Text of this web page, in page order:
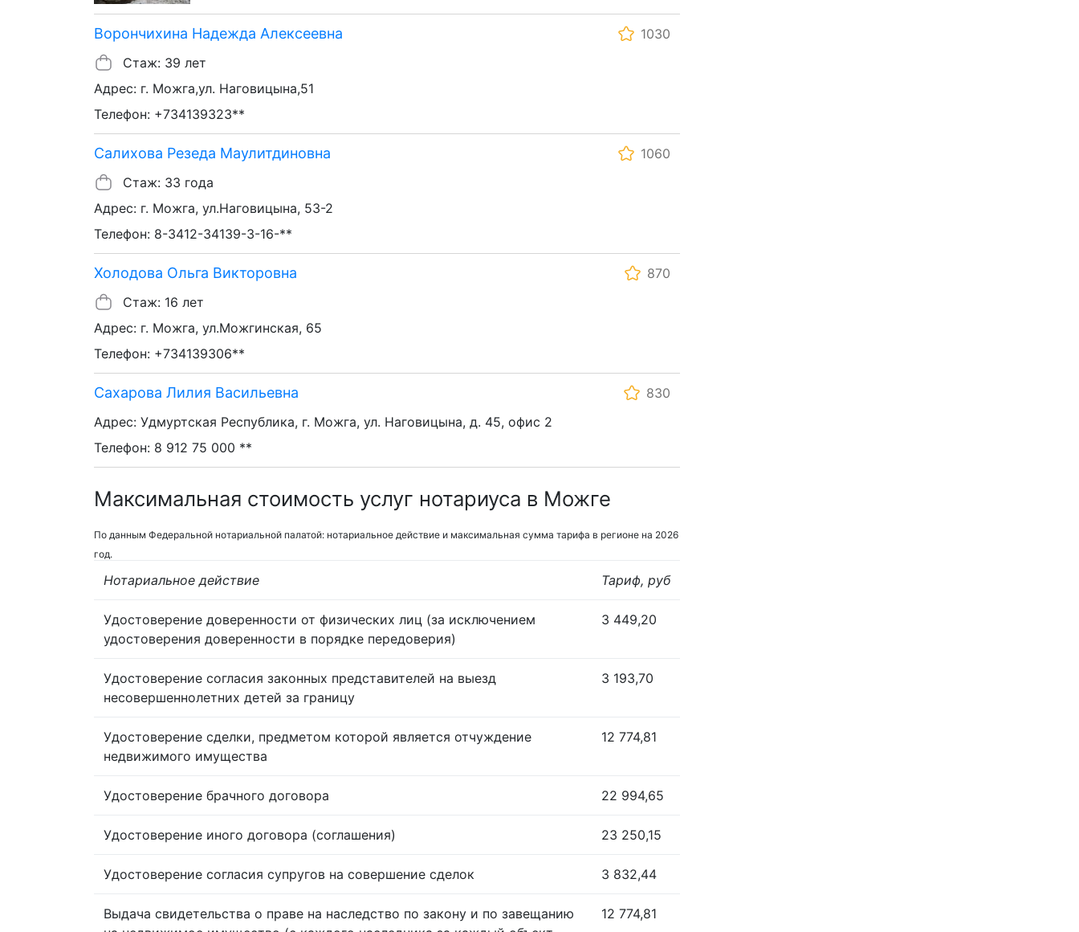
Ворончихина Надежда Алексеевна
1030
Стаж: 39 лет
Адрес: г. Можга,ул. Наговицына,51
Телефон: +734139323**
Салихова Резеда Маулитдиновна
1060
Стаж: 33 года
Адрес: г. Можга, ул.Наговицына, 53-2
Телефон: 8-3412-34139-3-16-**
Холодова Ольга Викторовна
870
Стаж: 16 лет
Адрес: г. Можга, ул.Можгинская, 65
Телефон: +734139306**
Сахарова Лилия Васильевна
830
Адрес: Удмуртская Республика, г. Можга, ул. Наговицына, д. 45, офис 2
Телефон: 8 912 75 000 **
Максимальная стоимость услуг нотариуса в Можге
По данным Федеральной нотариальной палатой: нотариальное действие и максимальная сумма тарифа в регионе на 2026
год.
Нотариальное действие Тариф, руб
Удостоверение доверенности от физических лиц (за исключением
удостоверения доверенности в порядке передоверия)
3 449,20
Удостоверение согласия законных представителей на выезд
несовершеннолетних детей за границу
3 193,70
Удостоверение сделки, предметом которой является отчуждение
недвижимого имущества
12 774,81
Удостоверение брачного договора 22 994,65
Удостоверение иного договора (соглашения) 23 250,15
Удостоверение согласия супругов на совершение сделок 3 832,44
Выдача свидетельства о праве на наследство по закону и по завещанию
12 774,81